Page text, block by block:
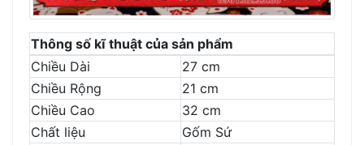
Thông số kĩ thuật của sản phẩm
Chiều Dài
27 cm
Chiều Rộng
21 cm
Chiều Cao
32 cm
Chất liệu
Gốm Sứ